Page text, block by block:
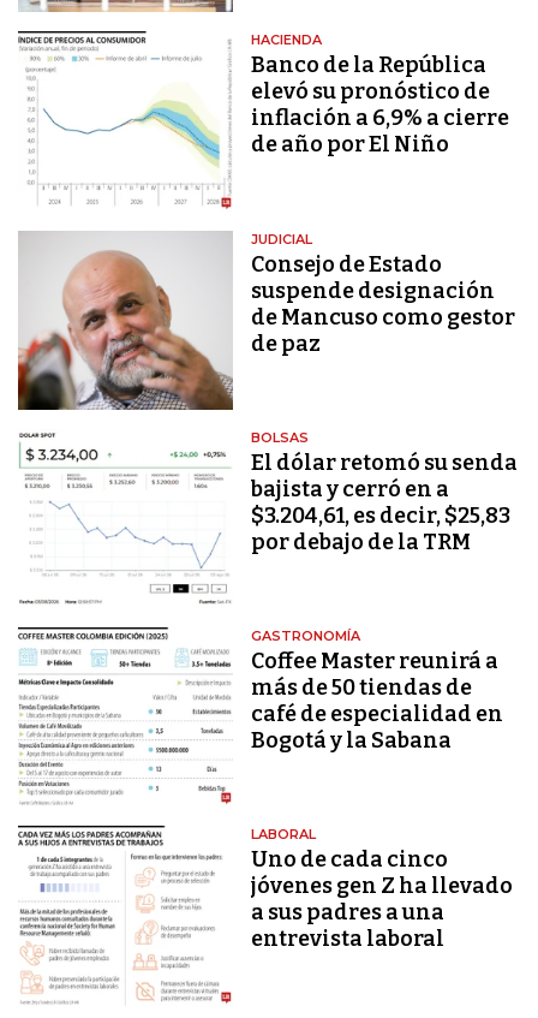
HACIENDA
Banco de la República
elevó su pronóstico de
inflación a 6,9% a cierre
de año por El Niño
JUDICIAL
Consejo de Estado
suspende designación
de Mancuso como gestor
de paz
BOLSAS
El dólar retomó su senda
bajista y cerró en a
$3.204,61, es decir, $25,83
por debajo de la TRM
GASTRONOMÍA
Coffee Master reunirá a
más de 50 tiendas de
café de especialidad en
Bogotá y la Sabana
LABORAL
Uno de cada cinco
jóvenes gen Z ha llevado
a sus padres a una
entrevista laboral